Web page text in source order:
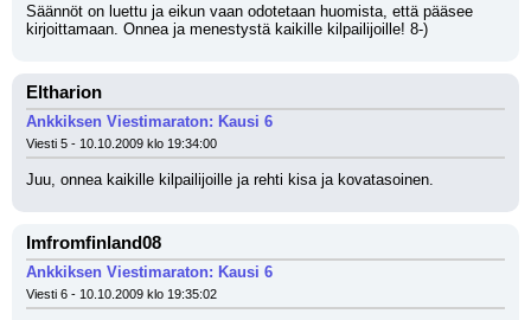
Säännöt on luettu ja eikun vaan odotetaan huomista, että pääsee
kirjoittamaan. Onnea ja menestystä kaikille kilpailijoille! 8-)
Eltharion
Ankkiksen Viestimaraton: Kausi 6
Viesti 5 - 10.10.2009 klo 19:34:00
Juu, onnea kaikille kilpailijoille ja rehti kisa ja kovatasoinen.
Imfromfinland08
Ankkiksen Viestimaraton: Kausi 6
Viesti 6 - 10.10.2009 klo 19:35:02